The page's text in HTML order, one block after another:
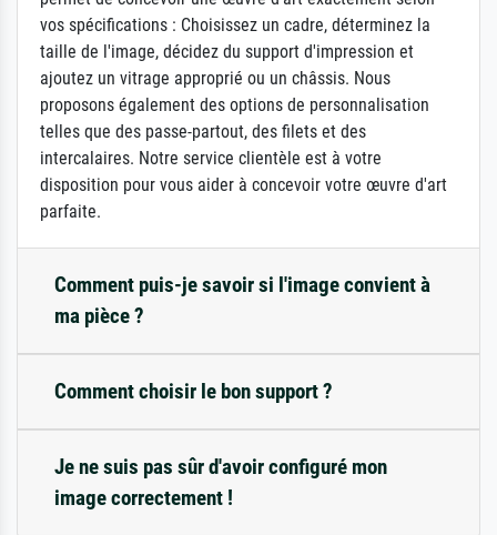
vos spécifications : Choisissez un cadre, déterminez la
taille de l'image, décidez du support d'impression et
ajoutez un vitrage approprié ou un châssis. Nous
proposons également des options de personnalisation
telles que des passe-partout, des filets et des
intercalaires. Notre service clientèle est à votre
disposition pour vous aider à concevoir votre œuvre d'art
parfaite.
Comment puis-je savoir si l'image convient à
ma pièce ?
Comment choisir le bon support ?
Je ne suis pas sûr d'avoir configuré mon
image correctement !